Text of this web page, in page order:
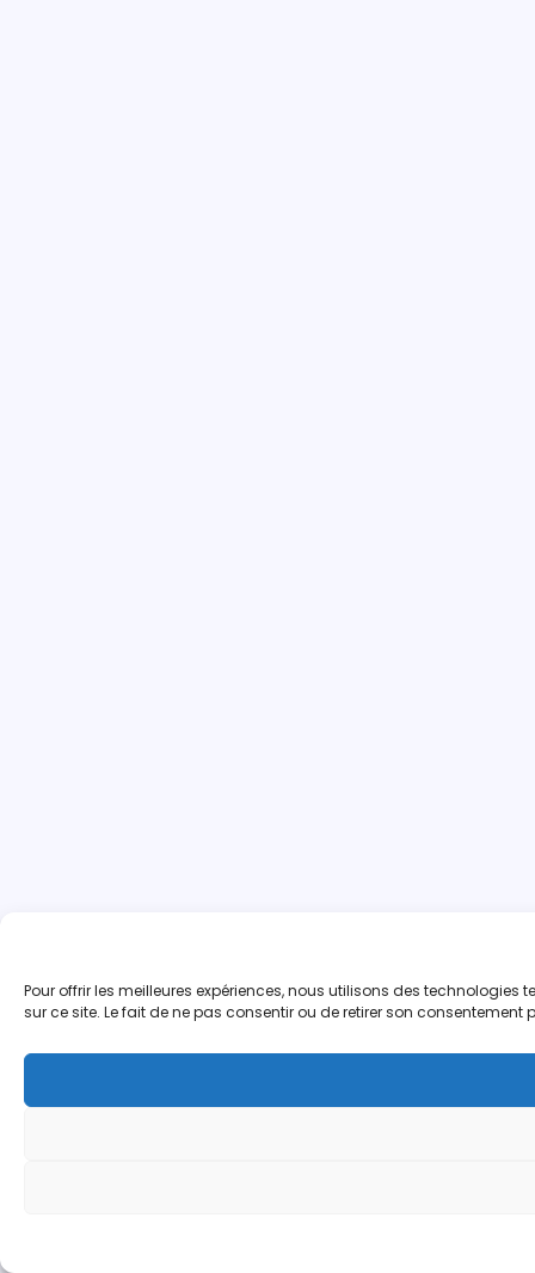
Pour offrir les meilleures expériences, nous utilisons des
sur ce site. Le fait de ne pas consentir ou de retirer son